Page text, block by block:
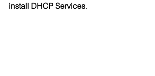
install DHCP Services.